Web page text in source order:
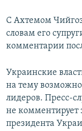
С Ахтемом
словам его
комментарии
Украинские
на тему
лидеров. Пресс-
не комментирует
президента